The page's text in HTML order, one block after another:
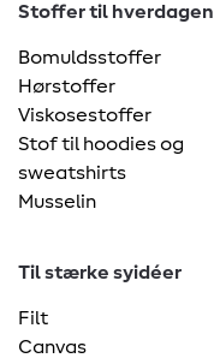
Stoffer til hverdagen
Bomuldsstoffer
Hørstoffer
Viskosestoffer
Stof til hoodies og
sweatshirts
Musselin
Til stærke syidéer
Filt
Canvas